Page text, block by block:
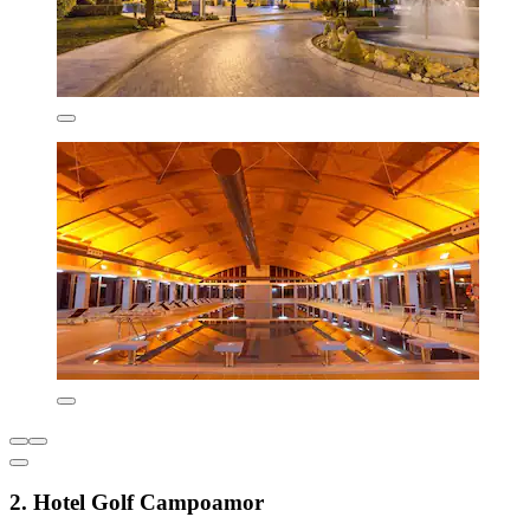
2. Hotel Golf Campoamor